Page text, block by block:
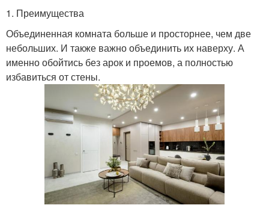
1. Преимущества
Объединенная комната больше и просторнее, чем две
небольших. И также важно объединить их наверху. А
именно обойтись без арок и проемов, а полностью
избавиться от стены.